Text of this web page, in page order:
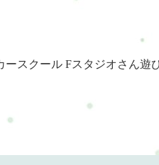
スクール Fスタジオさん遊